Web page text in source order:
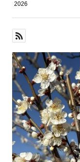
2026